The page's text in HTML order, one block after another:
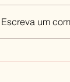
Escreva um